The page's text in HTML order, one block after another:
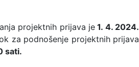
projektnih prijava je1. 4. 2024.
za podnošenje projektnih prijava
sati.